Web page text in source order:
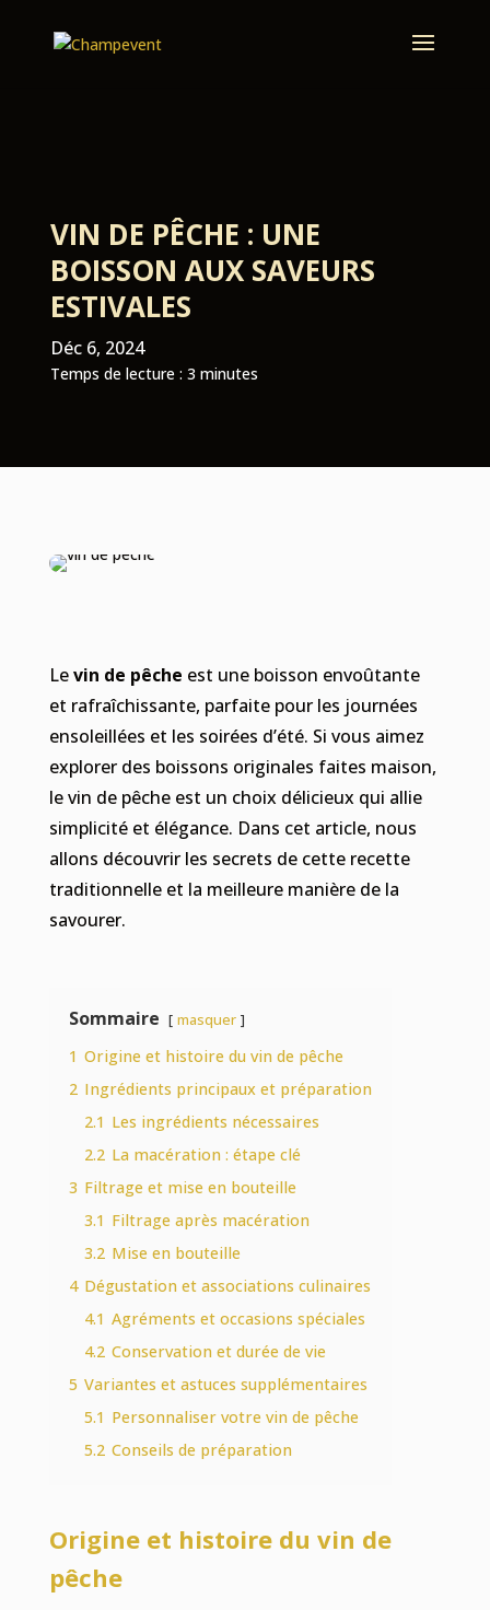
VIN DE PÊCHE : UNE
BOISSON AUX SAVEURS
ESTIVALES
Déc 6, 2024
Temps de lecture : 3 minutes
Levin de pêche est une boisson envoûtante
et rafraîchissante, parfaite pour les journées
ensoleillées et les soirées d’été. Si vous aimez
explorer des boissons originales faites maison,
le vin de pêche est un choix délicieux qui allie
simplicité et élégance. Dans cet article, nous
allons découvrir les secrets de cette recette
traditionnelle et la meilleure manière de la
savourer.
Sommaire masquer
1 Origine et histoire du vin de pêche
2 Ingrédients principaux et préparation
2.1 Les ingrédients nécessaires
2.2 La macération : étape clé
3 Filtrage et mise en bouteille
3.1 Filtrage après macération
3.2 Mise en bouteille
4 Dégustation et associations culinaires
4.1 Agréments et occasions spéciales
4.2 Conservation et durée de vie
5 Variantes et astuces supplémentaires
5.1 Personnaliser votre vin de pêche
5.2 Conseils de préparation
Origine et histoire du vin de
pêche